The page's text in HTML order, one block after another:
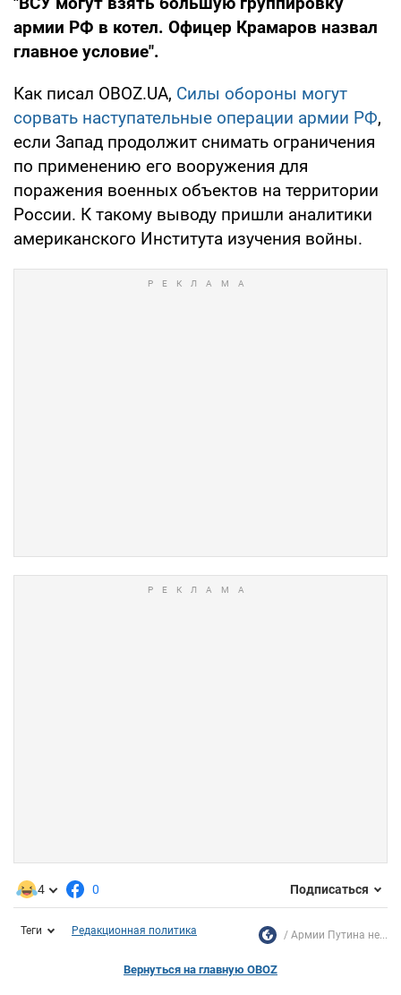
армии РФ в котел. Офицер Крамаров назвал
главное условие".
Как писал OBOZ.UA, Силы обороны могут
сорвать наступательные операции армии РФ,
если Запад продолжит снимать ограничения
по применению его вооружения для
поражения военных объектов на территории
России. К такому выводу пришли аналитики
американского Института изучения войны.
4 0 Подписаться
Теги Редакционная политика Армии Путина не...
Вернуться на главную OBOZ